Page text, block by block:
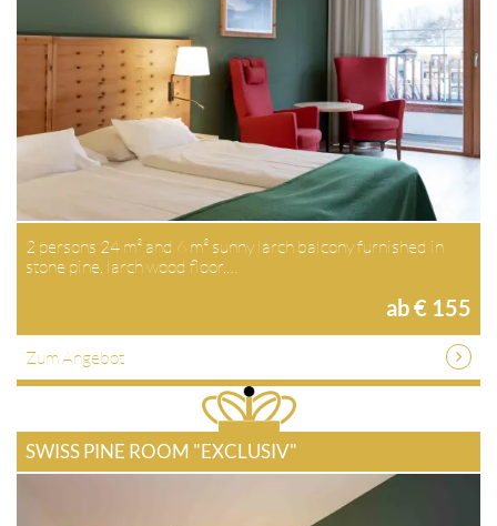
2 persons 24 m² and 6 m² sunny larch balcony furnished in
stone pine, larch wood floor,…
ab € 155
Zum Angebot
SWISS PINE ROOM "EXCLUSIV"